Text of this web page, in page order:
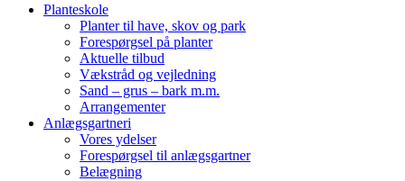
Planteskole
Planter til have, skov og park
Forespørgsel på planter
Aktuelle tilbud
Vækstråd og vejledning
Sand – grus – bark m.m.
Arrangementer
Anlægsgartneri
Vores ydelser
Forespørgsel til anlægsgartner
Belægning